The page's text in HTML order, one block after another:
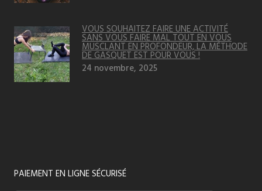
VOUS SOUHAITEZ FAIRE UNE ACTIVITÉ
SANS VOUS FAIRE MAL TOUT EN VOUS
MUSCLANT EN PROFONDEUR, LA MÉTHODE
DE GASQUET EST POUR VOUS !
24 novembre, 2025
PAIEMENT EN LIGNE SÉCURISÉ